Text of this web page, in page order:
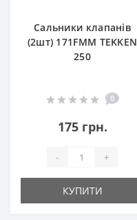
Сальники клапанів
(2шт) 171FMM TEKKEN
250
0
175 грн.
- +
КУПИТИ